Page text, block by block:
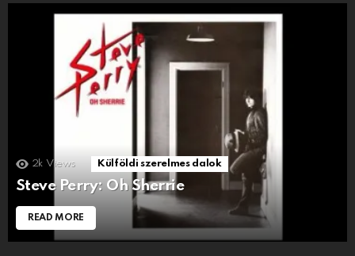
2k Views Külföldi szerelmes dalok
Steve Perry: Oh Sherrie
READ MORE